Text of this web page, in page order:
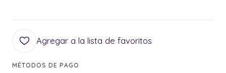
Agregar a la lista de favoritos
MÉTODOS DE PAGO